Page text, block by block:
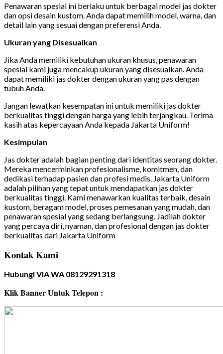
Penawaran spesial ini berlaku untuk berbagai model jas dokter
dan opsi desain kustom. Anda dapat memilih model, warna, dan
detail lain yang sesuai dengan preferensi Anda.
Ukuran yang Disesuaikan
Jika Anda memiliki kebutuhan ukuran khusus, penawaran
spesial kami juga mencakup ukuran yang disesuaikan. Anda
dapat memiliki jas dokter dengan ukuran yang pas dengan
tubuh Anda.
Jangan lewatkan kesempatan ini untuk memiliki jas dokter
berkualitas tinggi dengan harga yang lebih terjangkau. Terima
kasih atas kepercayaan Anda kepada Jakarta Uniform!
Kesimpulan
Jas dokter adalah bagian penting dari identitas seorang dokter.
Mereka mencerminkan profesionalisme, komitmen, dan
dedikasi terhadap pasien dan profesi medis. Jakarta Uniform
adalah pilihan yang tepat untuk mendapatkan jas dokter
berkualitas tinggi. Kami menawarkan kualitas terbaik, desain
kustom, beragam model, proses pemesanan yang mudah, dan
penawaran spesial yang sedang berlangsung. Jadilah dokter
yang percaya diri, nyaman, dan profesional dengan jas dokter
berkualitas dari Jakarta Uniform
Kontak Kami
Hubungi VIA WA 08129291318
Klik Banner Untuk Telepon :